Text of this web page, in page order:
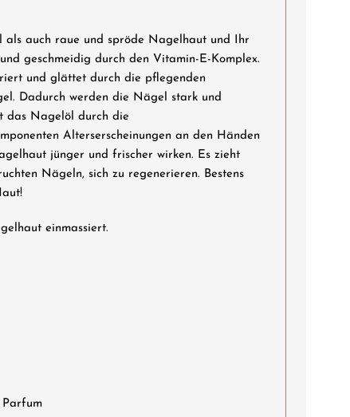
auch raue und spröde Nagelhaut und Ihr
geschmeidig durch den Vitamin-E-Komplex.
und glättet durch die pflegenden
Dadurch werden die Nägel stark und
das Nagelöl durch die
Alterserscheinungen an den Händen
jünger und frischer wirken. Es zieht
Nägeln, sich zu regenerieren. Bestens
einmassiert.